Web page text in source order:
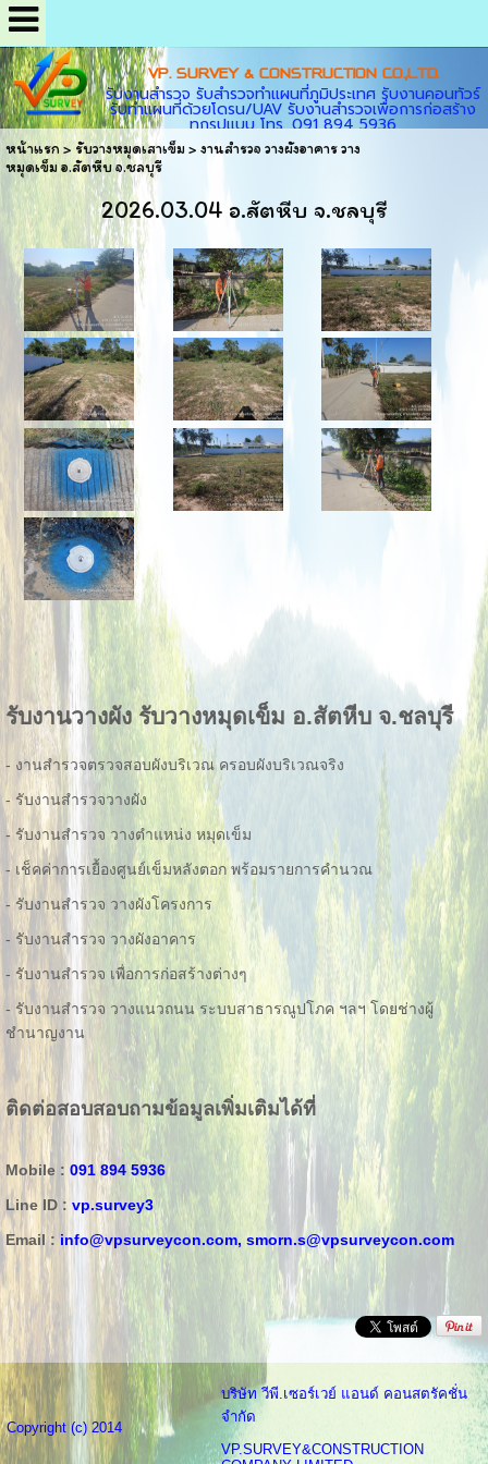
VP. SURVEY & CONSTRUCTION CO.,LTD.
รับงานสำรวจ รับสำรวจทำแผนที่ภูมิประเทศ รับงานคอนทัวร์
รับทำแผนที่ด้วยโดรน/UAV รับงานสำรวจเพื่อการก่อสร้าง
ทุกรูปแบบ โทร. 091 894 5936
หน้าแรก> รับวางหมุดเสาเข็ม > งานสำรวจ วางผังอาคาร วาง
หมุดเข็ม อ.สัตหีบ จ.ชลบุรี
2026.03.04 อ.สัตหีบ จ.ชลบุรี
รับงานวางผัง รับวางหมุดเข็ม อ.สัตหีบ จ.ชลบุรี
- งานสำรวจตรวจสอบผังบริเวณ ครอบผังบริเวณจริง
- รับงานสำรวจวางผัง
- รับงานสำรวจ วางตำแหน่ง หมุดเข็ม
- เช็คค่าการเยื้องศูนย์เข็มหลังตอก พร้อมรายการคำนวณ
- รับงานสำรวจ วางผังโครงการ
- รับงานสำรวจ วางผังอาคาร
- รับงานสำรวจ เพื่อการก่อสร้างต่างๆ
- รับงานสำรวจ วางแนวถนน ระบบสาธารณูปโภค ฯลฯ โดยช่างผู้
ชำนาญงาน
ติดต่อสอบสอบถามข้อมูลเพิ่มเติมได้ที่
Mobile : 091 894 5936
Line ID : vp.survey3
Email : info@vpsurveycon.com, smorn.s@vpsurveycon.com
Copyright (c) 2014
บริษัท วีพี.เซอร์เวย์ แอนด์ คอนสตรัคชั่น
จำกัด
VP.SURVEY&CONSTRUCTION